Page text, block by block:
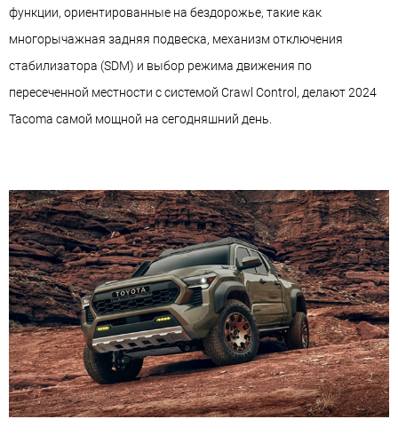
функции, ориентированные на бездорожье, такие как
многорычажная задняя подвеска, механизм отключения
стабилизатора (SDM) и выбор режима движения по
пересеченной местности с системой Crawl Control, делают 2024
Tacoma самой мощной на сегодняшний день.